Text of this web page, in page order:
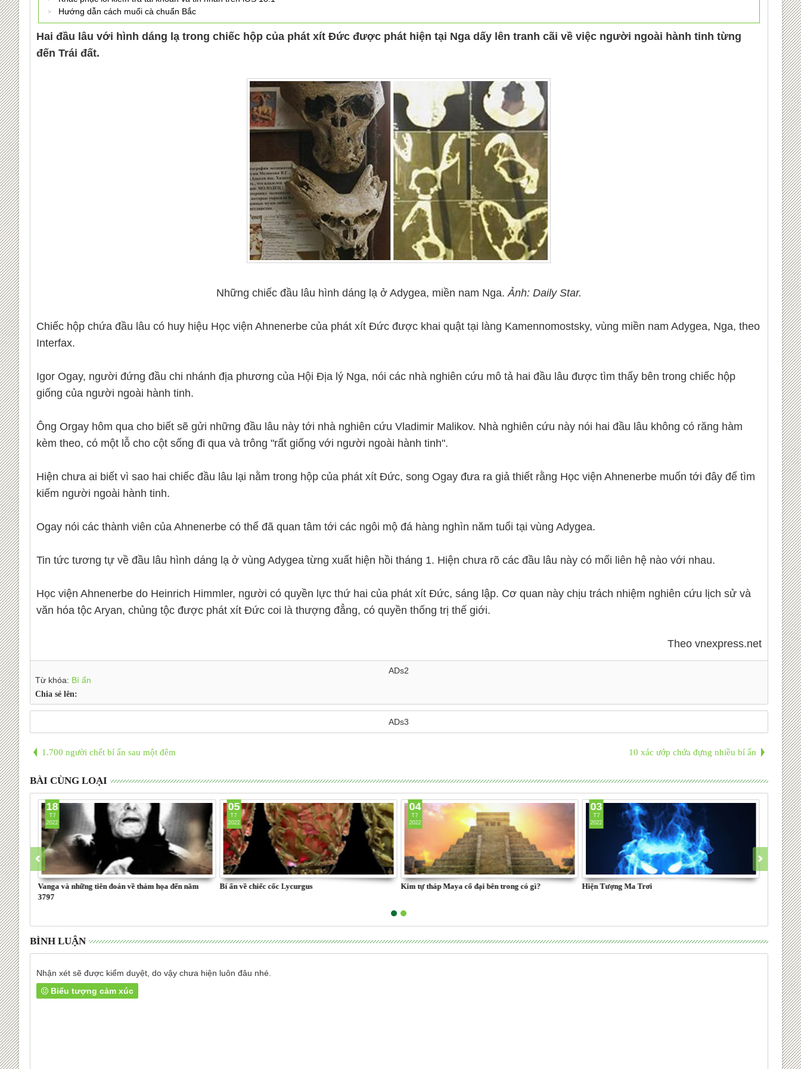
Hướng dẫn cách muối cà chuẩn Bắc
Hai đầu lâu với hình dáng lạ trong chiếc hộp của phát xít Đức được phát hiện tại Nga dấy lên tranh cãi về việc người ngoài hành tinh từng
đến Trái đất.
Những chiếc đầu lâu hình dáng lạ ở Adygea, miền nam Nga.Ảnh: Daily Star.
Chiếc hộp chứa đầu lâu có huy hiệu Học viện Ahnenerbe của phát xít Đức được khai quật tại làng Kamennomostsky, vùng miền nam Adygea, Nga, theo
Interfax.
Igor Ogay, người đứng đầu chi nhánh địa phương của Hội Địa lý Nga, nói các nhà nghiên cứu mô tả hai đầu lâu được tìm thấy bên trong chiếc hộp
giống của người ngoài hành tinh.
Ông Orgay hôm qua cho biết sẽ gửi những đầu lâu này tới nhà nghiên cứu Vladimir Malikov. Nhà nghiên cứu này nói hai đầu lâu không có răng hàm
kèm theo, có một lỗ cho cột sống đi qua và trông "rất giống với người ngoài hành tinh".
Hiện chưa ai biết vì sao hai chiếc đầu lâu lại nằm trong hộp của phát xít Đức, song Ogay đưa ra giả thiết rằng Học viện Ahnenerbe muốn tới đây để tìm
kiếm người ngoài hành tinh.
Ogay nói các thành viên của Ahnenerbe có thể đã quan tâm tới các ngôi mộ đá hàng nghìn năm tuổi tại vùng Adygea.
Tin tức tương tự về đầu lâu hình dáng lạ ở vùng Adygea từng xuất hiện hồi tháng 1. Hiện chưa rõ các đầu lâu này có mối liên hệ nào với nhau.
Học viện Ahnenerbe do Heinrich Himmler, người có quyền lực thứ hai của phát xít Đức, sáng lập. Cơ quan này chịu trách nhiệm nghiên cứu lịch sử và
văn hóa tộc Aryan, chủng tộc được phát xít Đức coi là thượng đẳng, có quyền thống trị thế giới.
Theo vnexpress.net
ADs2
Từ khóa: Bí ẩn
Chia sẻ lên:
ADs3
1.700 người chết bí ẩn sau một đêm 10 xác ướp chứa đựng nhiều bí ẩn
BÀI CÙNG LOẠI
phố
Vanga và những tiên đoán về thảm họa đến năm
3797
18
T7
2022
Bí ẩn về chiếc cốc Lycurgus
05
T7
2022
Kim tự tháp Maya cổ đại bên trong có gì?
04
T7
2022
Hiện Tượng Ma Trơi
03
T7
2022
BÌNH LUẬN
Nhận xét sẽ được kiểm duyệt, do vậy chưa hiện luôn đâu nhé.
Biểu tượng cảm xúc